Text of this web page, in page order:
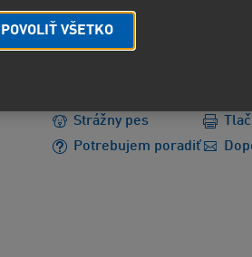
EUH208 - Obsahuje
reakciu.
EUH210 - Na požiadanie
Strážny pes
Potrebujem poradiť
POVOLIŤ VŠETKO